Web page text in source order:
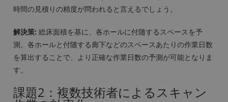
時間の見積りの精度が問われると言えるでしょう。
解決策: 総床面積を基に、各ホールに付随するスペースを予
測。各ホールと付随する廊下などのスペースあたりの作業日数
を算出することで、より正確な作業日数の予測が可能となりま
す。
課題2：複数技術者によるスキャン